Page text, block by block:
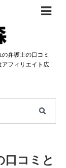
弁護士の口コミ
ィリエイト広
口コミと